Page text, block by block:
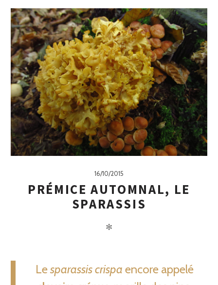
16/10/2015
PRÉMICE AUTOMNAL, LE
SPARASSIS
✻
Lesparassis crispa encore appelé